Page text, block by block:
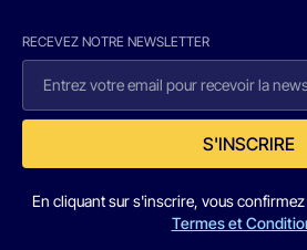
RECEVEZ NOTRE NEWSLETTER
S'INSCRIRE
En cliquant sur s'inscrire, vous
Termes et